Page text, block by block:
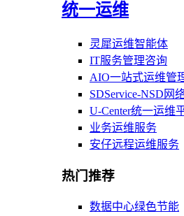
统一运维
灵犀运维智能体
IT服务管理咨询
AIO一站式运维管
SDService-NSD网
U-Center统一运维
业务运维服务
安仔远程运维服务
热门推荐
数据中心绿色节能